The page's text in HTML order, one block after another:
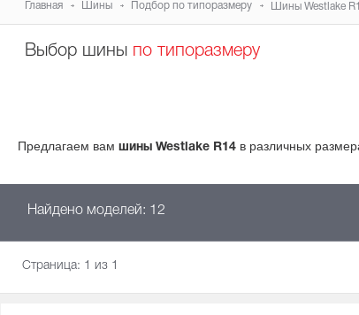
Главная Шины Подбор по типоразмеру Шины Westlake
Выбор шины по типоразмеру
Предлагаем вам шины Westlake R14 в различных
Найдено моделей: 12
Страница: 1 из 1